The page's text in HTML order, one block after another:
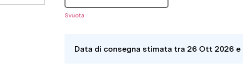
Svuota
Data di consegna stimata tra 26 Ott 2026 e